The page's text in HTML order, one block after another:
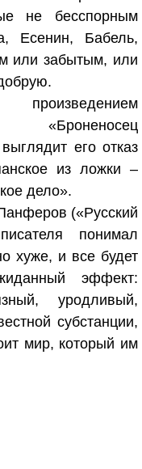
не бесспорным
Есенин, Бабель,
или забытым, или
«Броненосец
его отказ
из ложки –
дело».
(«Русский
понимал
хуже, и все будет
эффект:
уродливый,
субстанции,
мир, который им